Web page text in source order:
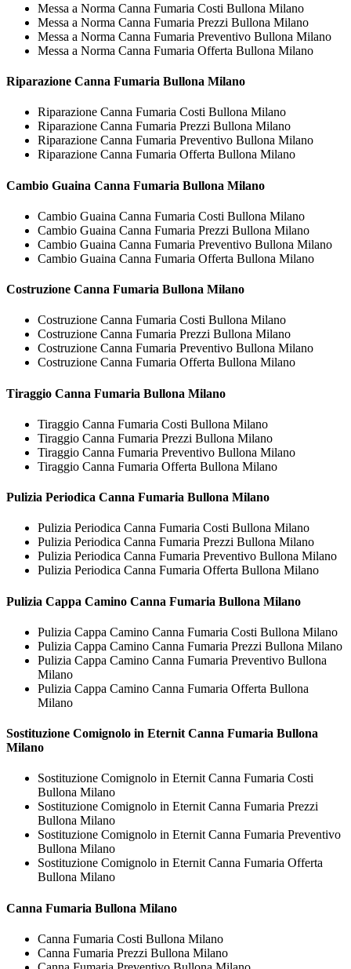
Messa a Norma Canna Fumaria Costi Bullona Milano
Messa a Norma Canna Fumaria Prezzi Bullona Milano
Messa a Norma Canna Fumaria Preventivo Bullona Milano
Messa a Norma Canna Fumaria Offerta Bullona Milano
Riparazione Canna Fumaria Bullona Milano
Riparazione Canna Fumaria Costi Bullona Milano
Riparazione Canna Fumaria Prezzi Bullona Milano
Riparazione Canna Fumaria Preventivo Bullona Milano
Riparazione Canna Fumaria Offerta Bullona Milano
Cambio Guaina Canna Fumaria Bullona Milano
Cambio Guaina Canna Fumaria Costi Bullona Milano
Cambio Guaina Canna Fumaria Prezzi Bullona Milano
Cambio Guaina Canna Fumaria Preventivo Bullona Milano
Cambio Guaina Canna Fumaria Offerta Bullona Milano
Costruzione Canna Fumaria Bullona Milano
Costruzione Canna Fumaria Costi Bullona Milano
Costruzione Canna Fumaria Prezzi Bullona Milano
Costruzione Canna Fumaria Preventivo Bullona Milano
Costruzione Canna Fumaria Offerta Bullona Milano
Tiraggio Canna Fumaria Bullona Milano
Tiraggio Canna Fumaria Costi Bullona Milano
Tiraggio Canna Fumaria Prezzi Bullona Milano
Tiraggio Canna Fumaria Preventivo Bullona Milano
Tiraggio Canna Fumaria Offerta Bullona Milano
Pulizia Periodica Canna Fumaria Bullona Milano
Pulizia Periodica Canna Fumaria Costi Bullona Milano
Pulizia Periodica Canna Fumaria Prezzi Bullona Milano
Pulizia Periodica Canna Fumaria Preventivo Bullona Milano
Pulizia Periodica Canna Fumaria Offerta Bullona Milano
Pulizia Cappa Camino Canna Fumaria Bullona Milano
Pulizia Cappa Camino Canna Fumaria Costi Bullona Milano
Pulizia Cappa Camino Canna Fumaria Prezzi Bullona Milano
Pulizia Cappa Camino Canna Fumaria Preventivo Bullona
Milano
Pulizia Cappa Camino Canna Fumaria Offerta Bullona
Milano
Sostituzione Comignolo in Eternit Canna Fumaria Bullona
Milano
Sostituzione Comignolo in Eternit Canna Fumaria Costi
Bullona Milano
Sostituzione Comignolo in Eternit Canna Fumaria Prezzi
Bullona Milano
Sostituzione Comignolo in Eternit Canna Fumaria Preventivo
Bullona Milano
Sostituzione Comignolo in Eternit Canna Fumaria Offerta
Bullona Milano
Canna Fumaria Bullona Milano
Canna Fumaria Costi Bullona Milano
Canna Fumaria Prezzi Bullona Milano